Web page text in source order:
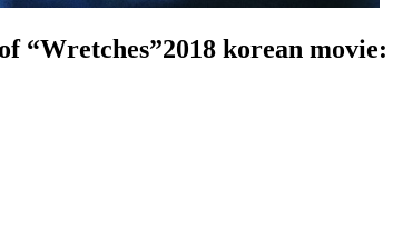
“Wretches”2018 korean movie: